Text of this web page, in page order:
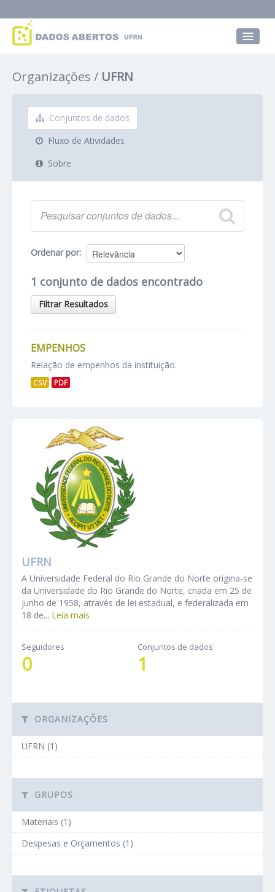
Grupos
Sobre
Organizações UFRN
Conjuntos de dados
Fluxo de Atividades
Sobre
Ordenar por
1 conjunto de dados encontrado
Filtrar Resultados
EMPENHOS
Relação de empenhos da instituição.
CSV PDF
UFRN
A Universidade Federal do Rio Grande do Norte origina-se
da Universidade do Rio Grande do Norte, criada em 25 de
junho de 1958, através de lei estadual, e federalizada em
18 de... Leia mais
Seguidores
0
Conjuntos de dados
1
ORGANIZAÇÕES
UFRN (1)
GRUPOS
Materiais (1)
Despesas e Orçamentos (1)